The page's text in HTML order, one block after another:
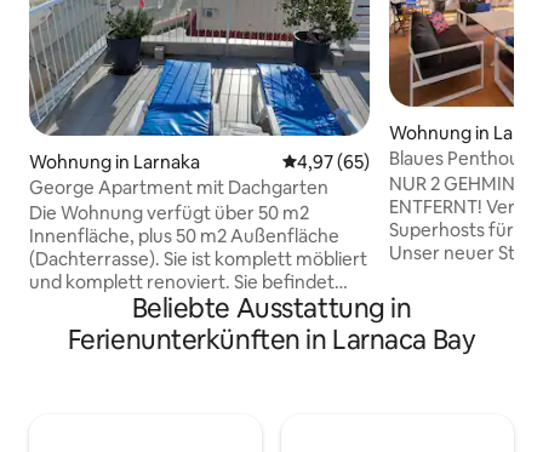
Wohnung in Larnaka Durchschnittliche Bewertung:
4,97 (65)
George Apartment mit Dachgarten
Die Wohnung verfügt über 50 m2
Innenfläche, plus 50 m2 Außenfläche
(Dachterrasse). Sie ist komplett möbliert
und komplett renoviert. Sie befindet
sich in einem geschlossenen Duplex-
Gebäude mit einem üppigen und
blühenden Garten. Sie besteht aus 1
Wohnung in
Blaues
NUR 2
ENTFERNT!
Superhosts für
Unser neuer Stolz
Mackenzie, 150
mit einem
separaten
Beliebte Ausstattung in
Ferienunterkünften in Larnaca Bay